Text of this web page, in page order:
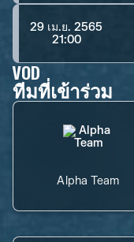
29 เม.ย. 2565
21:00
VOD
ทีมที่เข้าร่วม
Alpha Team